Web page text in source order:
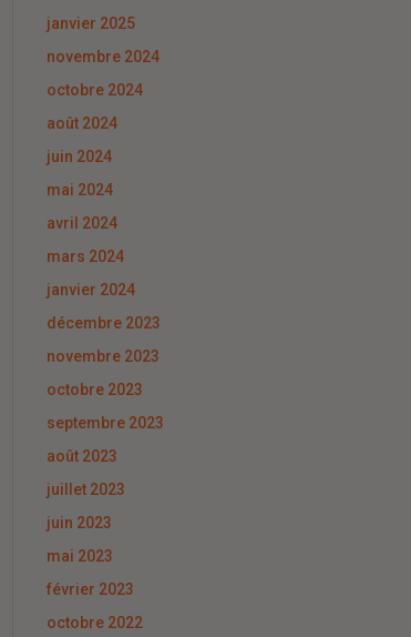
janvier 2025
novembre 2024
octobre 2024
août 2024
juin 2024
mai 2024
avril 2024
mars 2024
janvier 2024
décembre 2023
novembre 2023
octobre 2023
septembre 2023
août 2023
juillet 2023
juin 2023
mai 2023
février 2023
octobre 2022